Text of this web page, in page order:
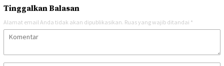
Tinggalkan Balasan
Alamat email Anda tidak akan dipublikasikan. Ruas yang wajib ditandai *